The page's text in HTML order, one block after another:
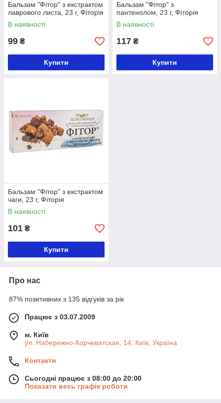
Бальзам "Фітор" з екстрактом
лаврового листа, 23 г, Фіторія
В наявності
99 ₴
Купити
Бальзам "Фітор" з
пантенолом, 23 г, Фіторія
В наявності
117 ₴
Купити
Бальзам "Фітор" з екстрактом
чаги, 23 г, Фіторія
В наявності
101 ₴
Купити
Про нас
87% позитивних з 135 відгуків за рік
Працює з 03.07.2009
м. Київ
ул. Набережно-Корчеватская, 14, Київ, Україна
Контакти
Сьогодні працює з 08:00 до 20:00
Показати весь графік роботи